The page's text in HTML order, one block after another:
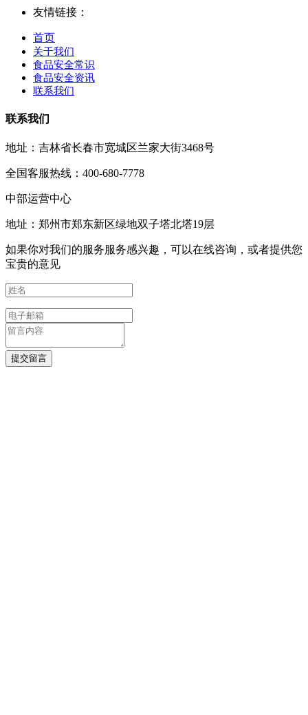
友情链接：
首页
关于我们
食品安全常识
食品安全资讯
联系我们
联系我们
地址：吉林省长春市宽城区兰家大街3468号
全国客服热线：400-680-7778
中部运营中心
地址：郑州市郑东新区绿地双子塔北塔19层
如果你对我们的服务服务感兴趣，可以在线咨询，或者提供您
宝贵的意见
提交留言